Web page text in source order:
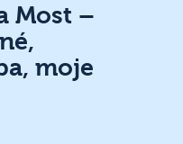
Most –
moje